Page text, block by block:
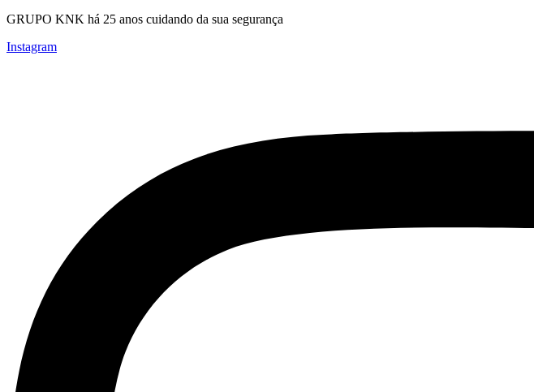
GRUPO KNK há 25 anos cuidando da sua segurança
Instagram